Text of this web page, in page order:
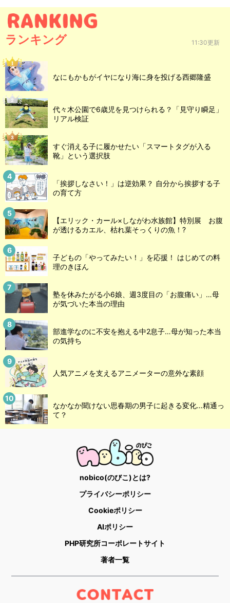
ランキング 11:30更新
なにもかもがイヤになり海に身を投げる西郷隆盛
代々木公園で6歳児を見つけられる？「見守り瞬足」
リアル検証
すぐ消える子に履かせたい「スマートタグが入る
靴」という選択肢
「挨拶しなさい！」は逆効果？ 自分から挨拶する子
の育て方
【エリック・カール×しながわ水族館】特別展 お腹
が透けるカエル、枯れ葉そっくりの魚！?
子どもの「やってみたい！」を応援！ はじめての料
理のきほん
塾を休みたがる小6娘、週3度目の「お腹痛い」…母
が気づいた本当の理由
部進学なのに不安を抱える中2息子…母が知った本当
の気持ち
人気アニメを支えるアニメーターの意外な素顔
なかなか聞けない思春期の男子に起きる変化…精通っ
て？
nobico(のびこ)とは?
プライバシーポリシー
Cookieポリシー
AIポリシー
PHP研究所コーポレートサイト
著者一覧